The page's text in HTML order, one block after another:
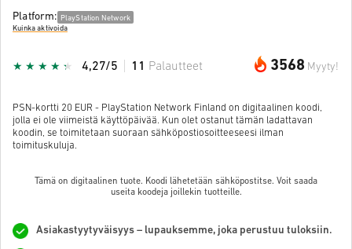
Platform: PlayStation Network
Kuinka aktivoida
3568 Myyty!
4,27/5 11 Palautteet
PSN-kortti 20 EUR - PlayStation Network Finland on digitaalinen koodi,
jolla ei ole viimeistä käyttöpäivää. Kun olet ostanut tämän ladattavan
koodin, se toimitetaan suoraan sähköpostiosoitteeseesi ilman
toimituskuluja.
Tämä on digitaalinen tuote. Koodi lähetetään sähköpostitse. Voit saada
useita koodeja joillekin tuotteille.
Asiakastyytyväisyys – lupauksemme, joka perustuu tuloksiin.